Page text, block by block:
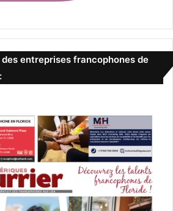
entreprises francophones de